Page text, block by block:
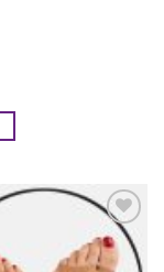
Lisää
toivelistaan